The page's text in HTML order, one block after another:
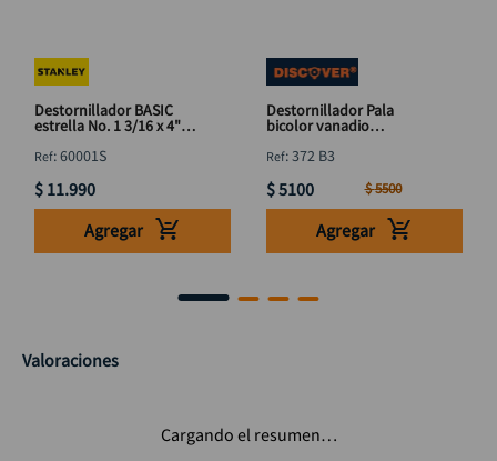
Destornillador BASIC
estrella No. 1 3/16 x 4"
:60001S
$ 11.990
Agregar
Destornillador Pala
bicolor vanadio
:372 B3
$5100 $5500
Agregar
Valoraciones
Cargando el resumen…